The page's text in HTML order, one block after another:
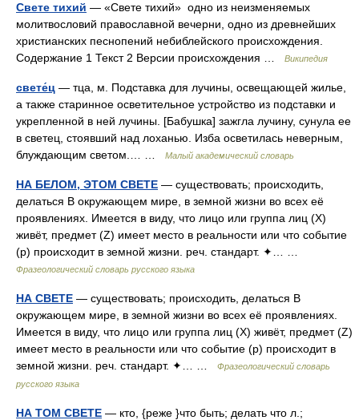
Свете тихий — «Свете тихий» одно из неизменяемых
молитвословий православной вечерни, одно из древнейших
христианских песнопений небиблейского происхождения.
Содержание 1 Текст 2 Версии происхождения …
Википедия
свете́ц — тца, м. Подставка для лучины, освещающей жилье,
а также старинное осветительное устройство из подставки и
укрепленной в ней лучины. [Бабушка] зажгла лучину, сунула ее
в светец, стоявший над лоханью. Изба осветилась неверным,
блуждающим светом.… …
Малый академический словарь
НА БЕЛОМ, ЭТОМ СВЕТЕ — существовать; происходить,
делаться В окружающем мире, в земной жизни во всех её
проявлениях. Имеется в виду, что лицо или группа лиц (X)
живёт, предмет (Z) имеет место в реальности или что событие
(p) происходит в земной жизни. реч. стандарт. ✦… …
Фразеологический словарь русского языка
НА СВЕТЕ — существовать; происходить, делаться В
окружающем мире, в земной жизни во всех её проявлениях.
Имеется в виду, что лицо или группа лиц (X) живёт, предмет (Z)
имеет место в реальности или что событие (p) происходит в
земной жизни. реч. стандарт. ✦… …
Фразеологический словарь
русского языка
НА ТОМ СВЕТЕ — кто, {реже }что быть; делать что л.;